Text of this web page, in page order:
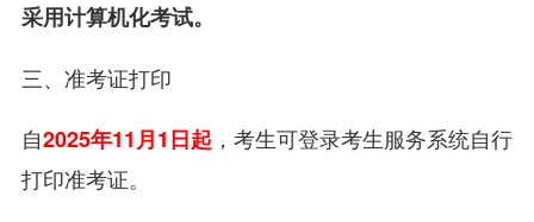
采用计算机化考试。
三、准考证打印
自2025年11月1日起 ，考生可登录考生服务系统自行
打印准考证。